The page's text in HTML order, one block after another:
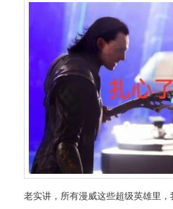
老实讲，所有漫威这些超级英雄里，